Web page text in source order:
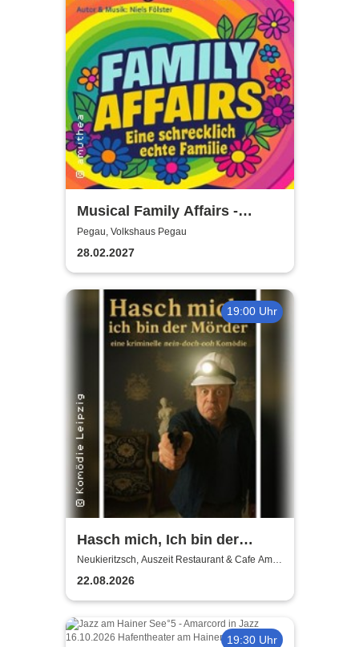
Musical Family Affairs -
präsentiert von AMuThea
Pegau, Volkshaus Pegau
28.02.2027
19:00 Uhr
Hasch mich, Ich bin der
Mörder | Auszeit
Neukieritzsch
Neukieritzsch, Auszeit Restaurant & Cafe Am
Schwanenpark
22.08.2026
19:30 Uhr